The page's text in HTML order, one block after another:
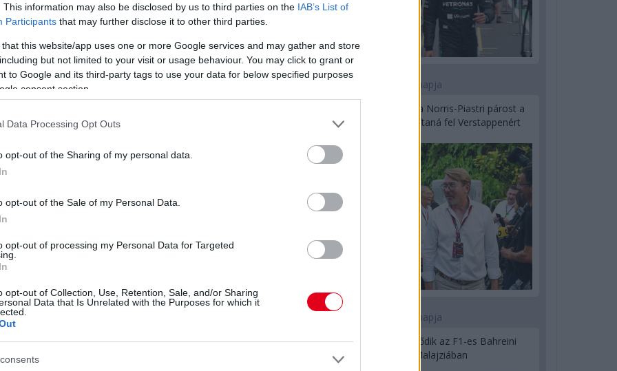
This information may also be disclosed by us to third parties on the IAB’s List of
Participants that may further disclose it to other third parties.
that this website/app uses one or more Google services and may gather and store
but not limited to your visit or usage behaviour. You may click to grant or
to Google and its third-party tags to use your data for below specified purposes
consent section.
Data Processing Opt Outs
opt-out of the Sharing of my personal data.
opt-out of the Sale of my Personal Data.
opt-out of processing my Personal Data for Targeted
opt-out of Collection, Use, Retention, Sale, and/or Sharing
Data that Is Unrelated with the Purposes for which it
„Minden álomhoz
búcsúzik a
Mercedestől Gwen
Norris
ki a maximumot”
1 napja
Hakkinen megtartaná a Norris-Piastri párost a
McLarennél, nem borítaná fel Verstappenért
2 napja
Megvan, mikor kezdődik az F1-es Bahreini
Nagydíj Malajziában